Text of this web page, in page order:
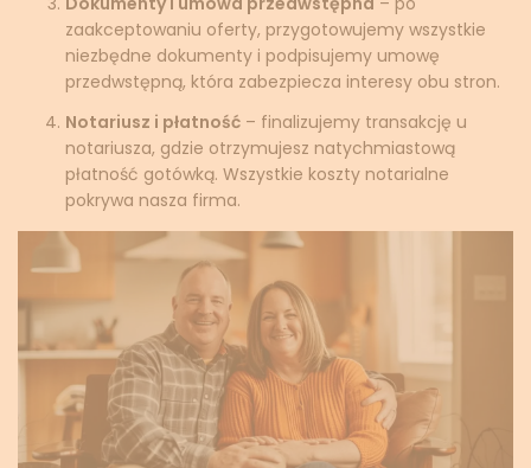
zaakceptowaniu oferty, przygotowujemy wszystkie
niezbędne dokumenty i podpisujemy umowę
przedwstępną, która zabezpiecza interesy obu stron.
Notariusz i płatność – finalizujemy transakcję u
notariusza, gdzie otrzymujesz natychmiastową
płatność gotówką. Wszystkie koszty notarialne
pokrywa nasza firma.